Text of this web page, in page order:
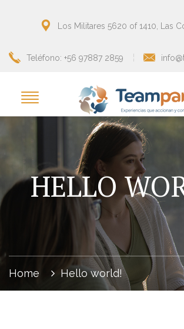
Los Militares 5620 of 1410, Las
Teléfono: +56 97887 2859
HELLO
Home Hello world!